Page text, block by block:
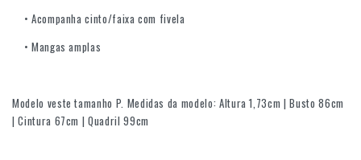
• Acompanha cinto/faixa com fivela
• Mangas amplas
Modelo veste tamanho P. Medidas da modelo: Altura 1,73cm | Busto 86cm
| Cintura 67cm | Quadril 99cm